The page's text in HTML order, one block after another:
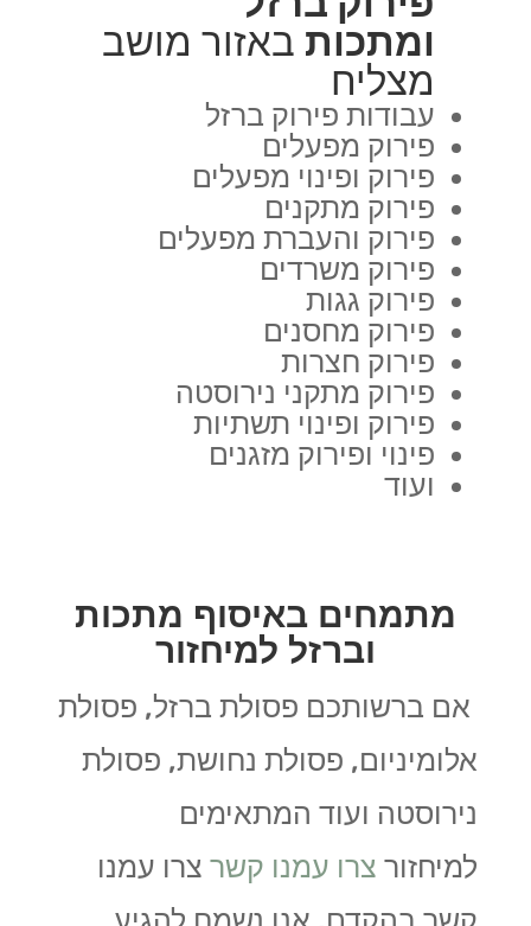
ומתכות באזור מושב
מצליח
עבודות פירוק ברזל
פירוק מפעלים
פירוק ופינוי מפעלים
פירוק מתקנים
פירוק והעברת מפעלים
פירוק משרדים
פירוק גגות
פירוק מחסנים
פירוק חצרות
פירוק מתקני נירוסטה
פירוק ופינוי תשתיות
פינוי ופירוק מזגנים
ועוד
מתמחים באיסוף מתכות
וברזל למיחזור
אם ברשותכם פסולת ברזל, פסולת
אלומיניום, פסולת נחושת, פסולת
נירוסטה ועוד המתאימים
למיחזור צרו עמנו קשרצרו עמנו